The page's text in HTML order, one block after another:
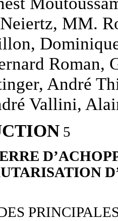
MM.
Roman,
André
Vallini,
5